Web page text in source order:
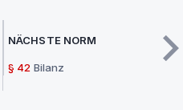
NÄCHSTE NORM
§ 42 Bilanz